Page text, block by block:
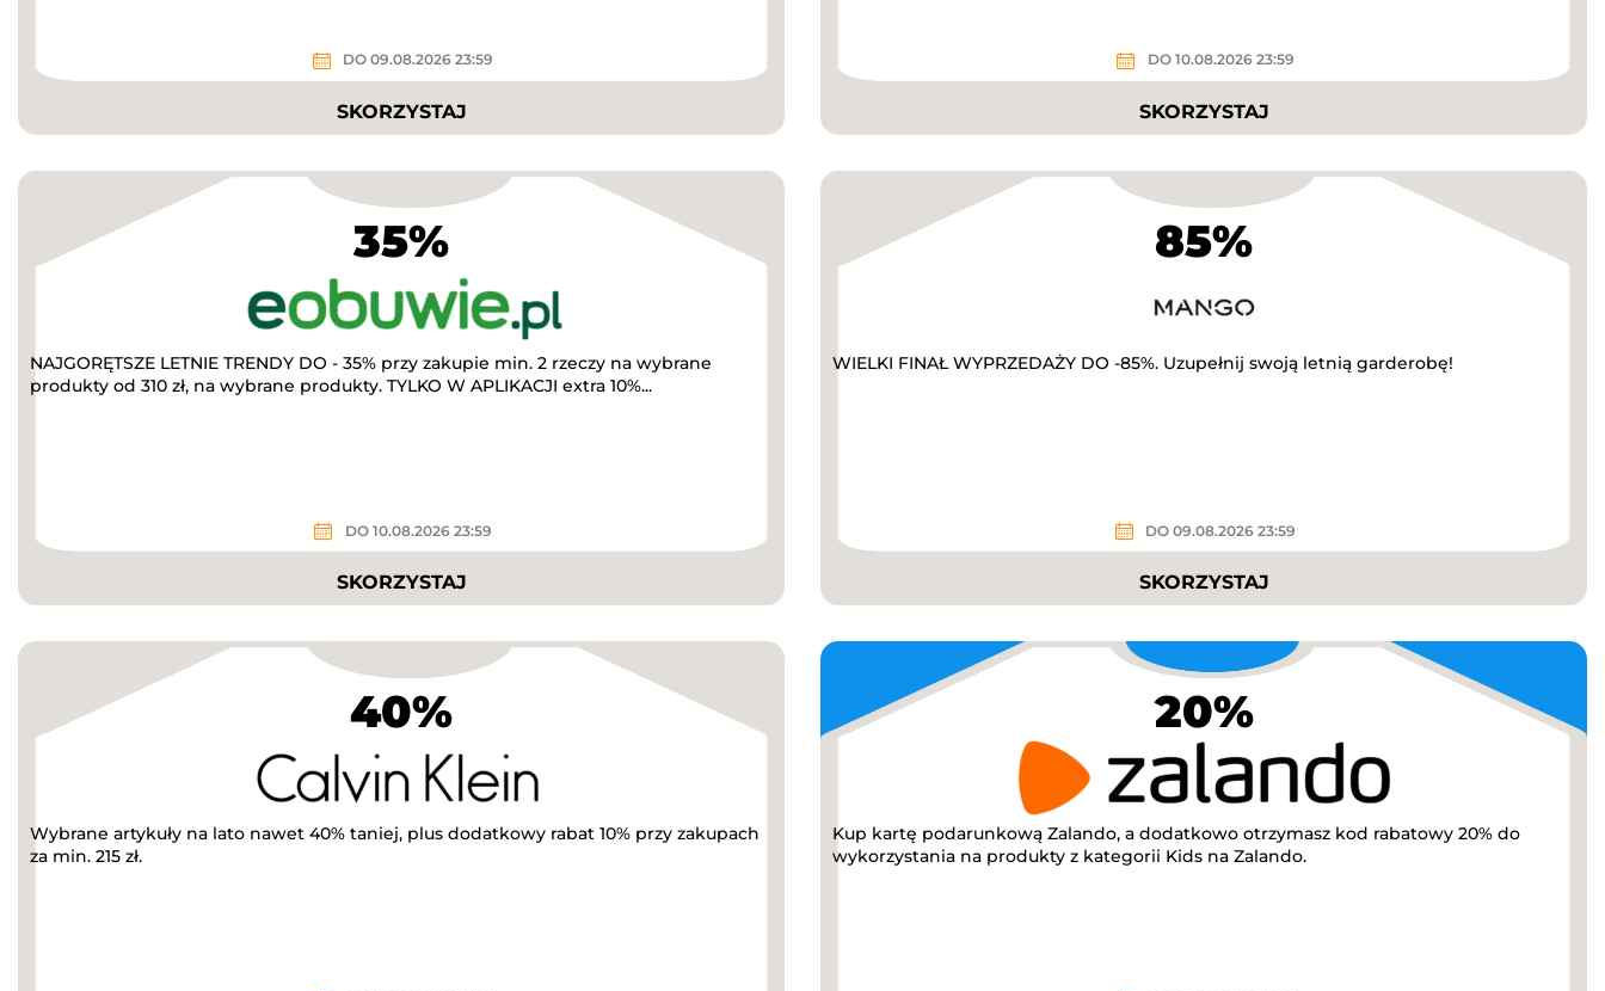
DO 09.08.2026 23:59
SKORZYSTAJ
DO 10.08.2026 23:59
SKORZYSTAJ
35%
NAJGORĘTSZE LETNIE TRENDY DO - 35% przy zakupie min. 2 rzeczy na wybrane
produkty od 310 zł, na wybrane produkty. TYLKO W APLIKACJI extra 10%...
DO 10.08.2026 23:59
SKORZYSTAJ
85%
WIELKI FINAŁ WYPRZEDAŻY DO -85%. Uzupełnij swoją letnią garderobę!
DO 09.08.2026 23:59
SKORZYSTAJ
40%
Wybrane artykuły na lato nawet 40% taniej, plus dodatkowy rabat 10% przy zakupach
za min. 215 zł.
20%
Kup kartę podarunkową Zalando, a dodatkowo otrzymasz kod rabatowy 20% do
wykorzystania na produkty z kategorii Kids na Zalando.